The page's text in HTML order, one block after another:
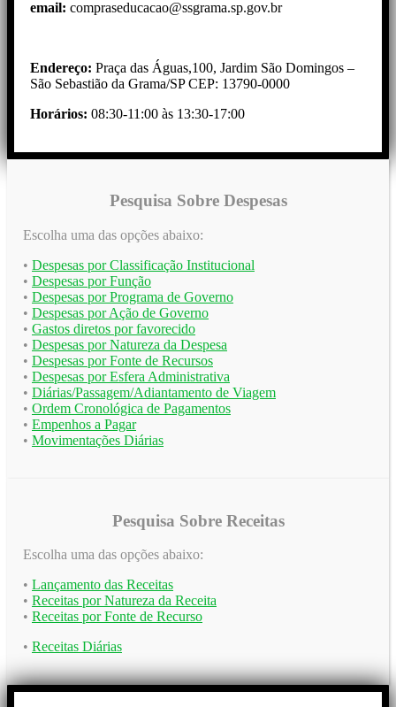
email: compraseducacao@ssgrama.sp.gov.br
Endereço: Praça das Águas,100, Jardim São Domingos –
São Sebastião da Grama/SP CEP: 13790-0000
Horários: 08:30-11:00 às 13:30-17:00
Pesquisa Sobre Despesas
Escolha uma das opções abaixo:
• Despesas por Classificação Institucional
• Despesas por Função
• Despesas por Programa de Governo
• Despesas por Ação de Governo
• Gastos diretos por favorecido
• Despesas por Natureza da Despesa
• Despesas por Fonte de Recursos
• Despesas por Esfera Administrativa
• Diárias/Passagem/Adiantamento de Viagem
• Ordem Cronológica de Pagamentos
• Empenhos a Pagar
• Movimentações Diárias
Pesquisa Sobre Receitas
Escolha uma das opções abaixo:
• Lançamento das Receitas
• Receitas por Natureza da Receita
• Receitas por Fonte de Recurso
• Receitas Diárias